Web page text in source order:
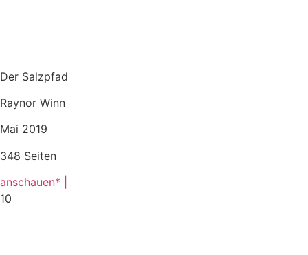
Der Salzpfad
Raynor Winn
Mai 2019
348 Seiten
anschauen* |
10